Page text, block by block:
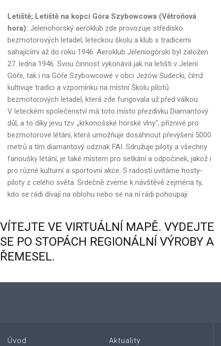
Letiště; Letiště na kopci Góra Szybowcowa (Větroňová
hora): Jelenohorský aeroklub zde provozuje středisko
bezmotorových letadel, leteckou školu a klub s tradicemi
sahajícími až do roku 1946. Aeroklub Jeleniogórski byl založen
27. ledna 1946. Svou činnost vykonává jak na letišti v Jelení
Góře, tak i na Góře Szybowcowé v obci Jeżów Sudecki, čímž
kultivuje tradici a vzpomínku na místní Školu pilotů
bezmotorových letadel, která zde fungovala už před válkou.
V leteckém společenství má toto místo přezdívku Diamantový
důl, a to díky jevu tzv. „krkonošské horské vlny“, příznivé pro
bezmotorové létání, která umožňuje dosáhnout převýšení 5000
metrů a tím diamantový odznak FAI. Sdružuje piloty a všechny
fanoušky létání, je také místem pro setkání a odpočinek, jakož i
pro různé kulturní a sportovní akce. S radostí uvítáme hosty-
piloty z celého světa. Srdečně zveme k návštěvě zejména ty,
kdo se rádi dívají na oblohu nebo se na ní rádi pohoupají.
VÍTEJTE VE VIRTUÁLNÍ MAPĚ. VYDEJTE
SE PO STOPÁCH REGIONÁLNÍ VÝROBY A
ŘEMESEL.
Úvod
Aktuality